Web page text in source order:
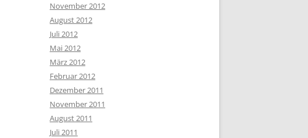
November 2012
August 2012
Juli 2012
Mai 2012
März 2012
Februar 2012
Dezember 2011
November 2011
August 2011
Juli 2011